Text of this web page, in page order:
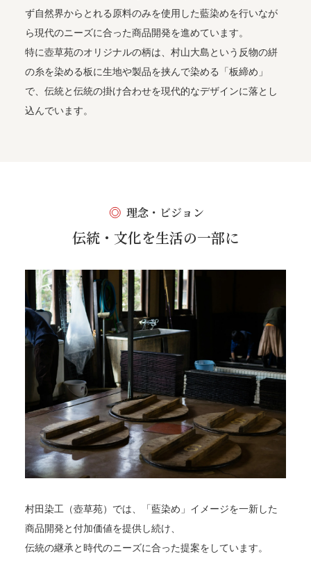
ず自然界からとれる原料のみを使用した藍染めを行いなが
ら現代のニーズに合った商品開発を進めています。
特に壺草苑のオリジナルの柄は、村山大島という反物の絣
の糸を染める板に生地や製品を挟んで染める「板締め」
で、伝統と伝統の掛け合わせを現代的なデザインに落とし
込んでいます。
理念・ビジョン
伝統・文化を生活の一部に
村田染工（壺草苑）では、「藍染め」イメージを一新した
商品開発と付加価値を提供し続け、
伝統の継承と時代のニーズに合った提案をしています。